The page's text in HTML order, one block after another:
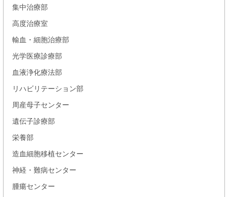
集中治療部
高度治療室
輸血・細胞治療部
光学医療診療部
血液浄化療法部
リハビリテーション部
周産母子センター
遺伝子診療部
栄養部
造血細胞移植センター
神経・難病センター
腫瘍センター